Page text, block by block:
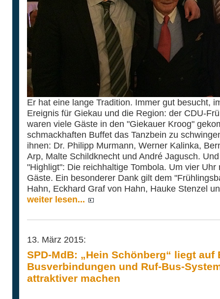
Er hat eine lange Tradition. Immer gut besucht,
Ereignis für Giekau und die Region: der CDU-
waren viele Gäste in den "Giekauer Kroog"
schmackhaften Buffet das Tanzbein zu
ihnen: Dr. Philipp Murmann, Werner Kalinka,
Arp, Malte Schildknecht und André Jagusch.
"Highligt": Die reichhaltige Tombola. Um vier
Gäste. Ein besonderer Dank gilt dem
Hahn, Eckhard Graf von Hahn, Hauke Stenzel
weiter lesen...
13. März 2015:
SPD-MdB: „Hein Schönberg“ liegt auf
Busverbindungen und Ruf-Bus-
attraktiver machen